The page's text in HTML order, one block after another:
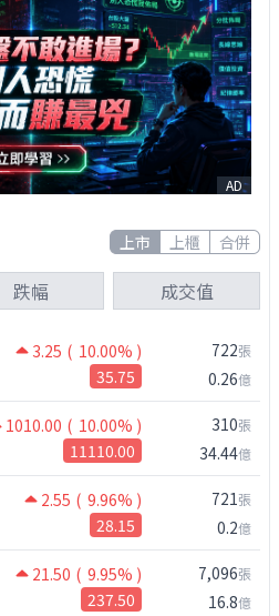
AD
上市 上櫃 合併
跌幅 成交值
3.25 ( 10.00% )
35.75
722張
0.26億
1010.00 ( 10.00% )
11110.00
310張
34.44億
2.55 ( 9.96% )
28.15
721張
0.2億
21.50 ( 9.95% )
237.50
7,096張
16.8億